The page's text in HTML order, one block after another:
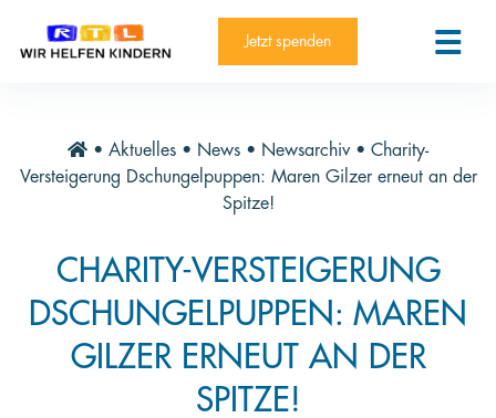
RTL-Spendenmarathon 2025
News
Informieren
Jahresberichte
Paten und Projekte
Trauer und Testament
Kontakt
Jetzt spenden
• Aktuelles • News • Newsarchiv• Charity-
Versteigerung Dschungelpuppen: Maren Gilzer erneut an der
Spitze!
CHARITY-VERSTEIGERUNG
DSCHUNGELPUPPEN: MAREN
GILZER ERNEUT AN DER
SPITZE!